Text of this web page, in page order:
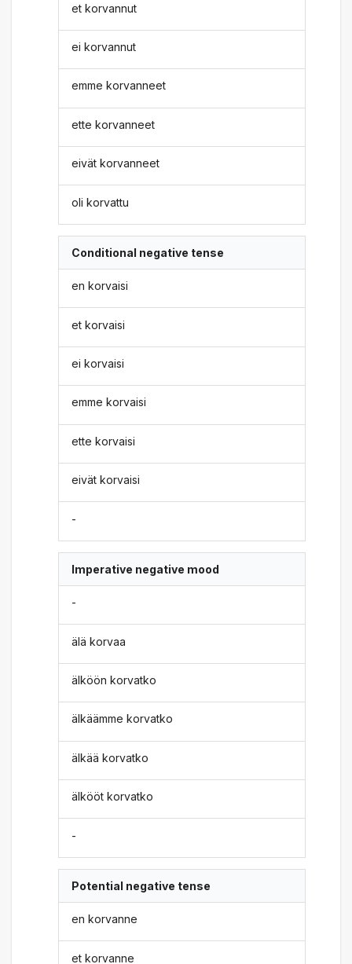
et korvannut
ei korvannut
emme korvanneet
ette korvanneet
eivät korvanneet
oli korvattu
Conditional negative tense
en korvaisi
et korvaisi
ei korvaisi
emme korvaisi
ette korvaisi
eivät korvaisi
-
Imperative negative mood
-
älä korvaa
älköön korvatko
älkäämme korvatko
älkää korvatko
älkööt korvatko
-
Potential negative tense
en korvanne
et korvanne